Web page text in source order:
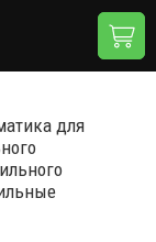
для